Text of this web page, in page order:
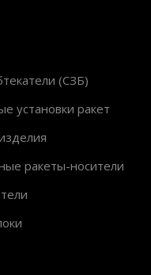
(СЗБ)
установки ракет
ракеты-носители